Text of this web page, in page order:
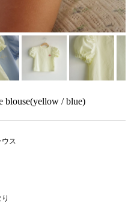
blouse(yellow / blue)
ス